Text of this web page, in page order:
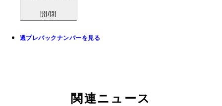
開/閉
週プレバックナンバーを見る
関連ニュース